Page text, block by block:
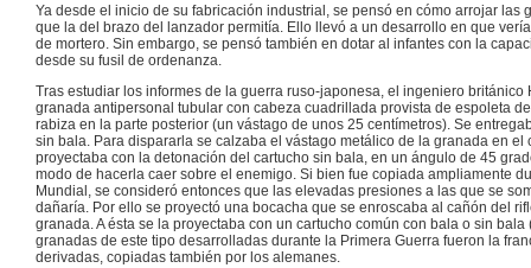
Ya desde el inicio de su fabricación industrial, se pensó en cómo arrojar las
que la del brazo del lanzador permitía. Ello llevó a un desarrollo en que
de mortero. Sin embargo, se pensó también en dotar al infantes con la
desde su fusil de ordenanza.
Tras estudiar los informes de la guerra ruso-japonesa, el ingeniero
granada antipersonal tubular con cabeza cuadrillada provista de espoleta
rabiza en la parte posterior (un vástago de unos 25 centímetros). Se
sin bala. Para dispararla se calzaba el vástago metálico de la granada en el
proyectaba con la detonación del cartucho sin bala, en un ángulo de 45
modo de hacerla caer sobre el enemigo. Si bien fue copiada ampliamente
Mundial, se consideró entonces que las elevadas presiones a las que se
dañaría. Por ello se proyectó una bocacha que se enroscaba al cañón del
granada. A ésta se la proyectaba con un cartucho común con bala o sin
granadas de este tipo desarrolladas durante la Primera Guerra fueron la
derivadas, copiadas también por los alemanes.